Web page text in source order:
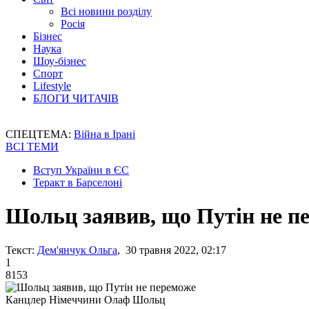
Всі новини розділу
Росія
Бізнес
Наука
Шоу-бізнес
Спорт
Lifestyle
БЛОГИ ЧИТАЧІВ
СПЕЦТЕМА: Війна в Ірані
ВСІ ТЕМИ
Вступ України в ЄС
Теракт в Барселоні
Шольц заявив, що Путін не
Текст: Дем'янчук Ольга, 30 травня 2022, 02:17
1
8153
Канцлер Німеччини Олаф Шольц